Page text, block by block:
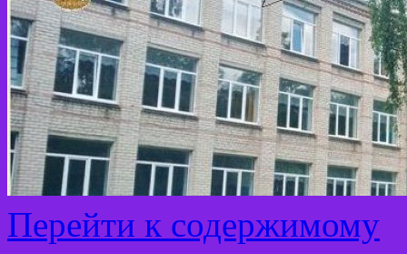
Перейти к содержимому